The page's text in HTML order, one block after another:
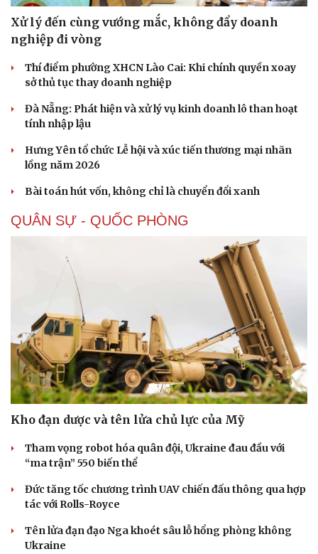
Sức khỏe
Dinh dưỡng - món ngon
Sản phụ khoa
Làm đẹp - giảm cân
Phòng mạch online
Ăn sạch sống khỏe
Đời sống
Tình yêu - Gia đình
Xử lý đến cùng vướng mắc, không đẩy doanh
nghiệp đi vòng
Thí điểm phường XHCN Lào Cai: Khi chính quyền xoay
sở thủ tục thay doanh nghiệp
Đà Nẵng: Phát hiện và xử lý vụ kinh doanh lô than hoạt
tính nhập lậu
Hưng Yên tổ chức Lễ hội và xúc tiến thương mại nhãn
lồng năm 2026
Bài toán hút vốn, không chỉ là chuyển đổi xanh
QUÂN SỰ - QUỐC PHÒNG
Kho đạn dược và tên lửa chủ lực của Mỹ
Tham vọng robot hóa quân đội, Ukraine đau đầu với
“ma trận” 550 biến thể
Đức tăng tốc chương trình UAV chiến đấu thông qua hợp
tác với Rolls-Royce
Tên lửa đạn đạo Nga khoét sâu lỗ hổng phòng không
Ukraine